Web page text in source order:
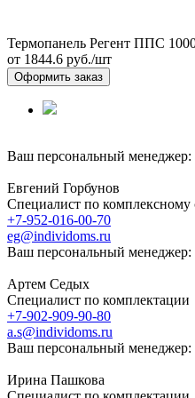
Термопанель Регент ППС
от 1844.6 руб./шт
Оформить заказ
Ваш персональный менеджер:
Евгений Горбунов
Специалист по
+7-952-016-00-70
eg@individoms.ru
Ваш персональный менеджер:
Артем Седых
Специалист по комплектации
+7-902-909-90-80
a.s@individoms.ru
Ваш персональный менеджер:
Ирина Пашкова